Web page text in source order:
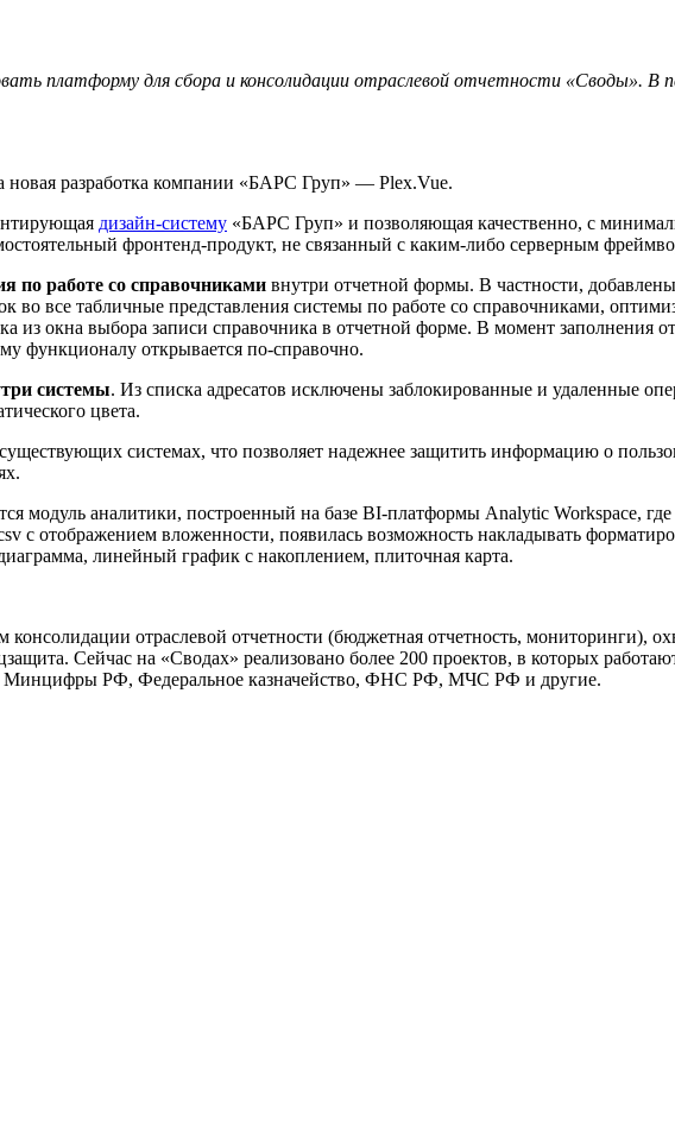
платформу для сбора и консолидации отраслевой отчетности «Своды». В
новая разработка компании «БАРС Груп» — Plex.Vue.
дизайн-систему «БАРС Груп» и позволяющая качественно, с
фронтенд-продукт, не связанный с каким-либо серверным
по работе со справочниками внутри отчетной формы. В частности,
во все табличные представления системы по работе со справочниками,
из окна выбора записи справочника в отчетной форме. В момент заполнения
функционалу открывается по-справочно.
системы. Из списка адресатов исключены заблокированные и удаленные
цвета.
системах, что позволяет надежнее защитить информацию о
модуль аналитики, построенный на базе BI-платформы Analytic Workspace,
с отображением вложенности, появилась возможность накладывать
линейный график с накоплением, плиточная карта.
отраслевой отчетности (бюджетная отчетность, мониторинги),
Сейчас на «Сводах» реализовано более 200 проектов, в которых
РФ, Федеральное казначейство, ФНС РФ, МЧС РФ и другие.